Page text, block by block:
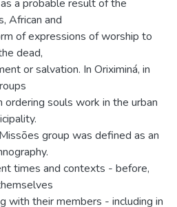
a probable result of the
African and
of expressions of worship to
dead,
or salvation. In Oriximiná, in
souls work in the urban
group was defined as an
times and contexts - before,
with their members - including in